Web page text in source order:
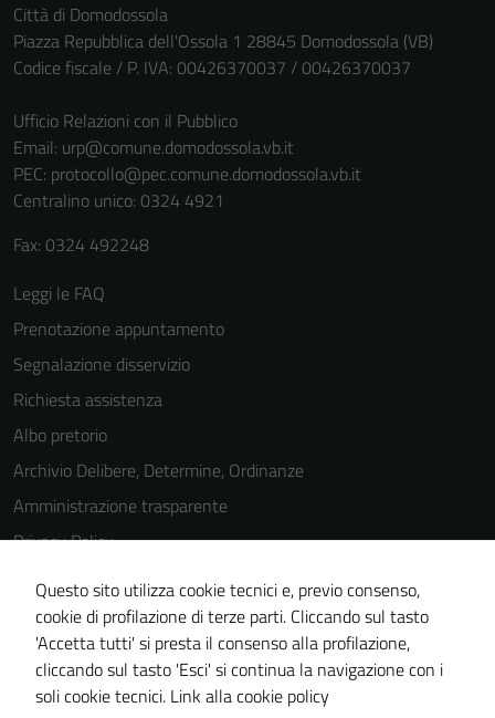
Città di Domodossola
Piazza Repubblica dell'Ossola 1 28845 Domodossola (VB)
Codice fiscale / P. IVA: 00426370037 / 00426370037
Ufficio Relazioni con il Pubblico
Email: urp@comune.domodossola.vb.it
PEC: protocollo@pec.comune.domodossola.vb.it
Centralino unico: 0324 4921
Fax: 0324 492248
Leggi le FAQ
Prenotazione appuntamento
Segnalazione disservizio
Richiesta assistenza
Albo pretorio
Archivio Delibere, Determine, Ordinanze
Amministrazione trasparente
Privacy Policy
Cookie Policy
Note legali
Dichiarazione di accessibilità
Piano di miglioramento del sito
Questo sito utilizza cookie tecnici e, previo consenso,
cookie di profilazione di terze parti. Cliccando sul tasto
'Accetta tutti' si presta il consenso alla profilazione,
cliccando sul tasto 'Esci' si continua la navigazione con i
soli cookie tecnici. Link alla cookie policy